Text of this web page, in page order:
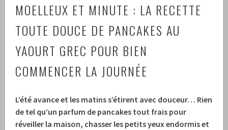
MOELLEUX ET MINUTE : LA RECETTE
TOUTE DOUCE DE PANCAKES AU
YAOURT GREC POUR BIEN
COMMENCER LA JOURNÉE
L’été avance et les matins s’étirent avec douceur… Rien
de tel qu’un parfum de pancakes tout frais pour
réveiller la maison, chasser les petits yeux endormis et